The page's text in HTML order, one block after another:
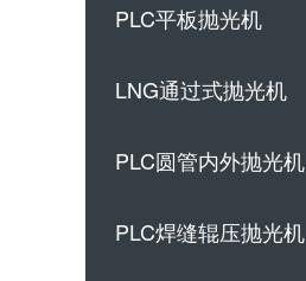
PLC平板抛光机
LNG通过式抛光机
PLC圆管内外抛光机
PLC焊缝辊压抛光机